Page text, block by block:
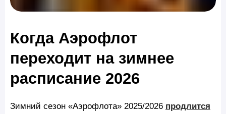
Когда Аэрофлот
переходит на зимнее
расписание 2026
Зимний сезон «Аэрофлота» 2025/2026 продлится